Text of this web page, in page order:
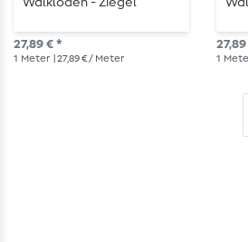
Walkloden - Ziegel
27,89 € *
1 Meter | 27,89 € / Meter 1